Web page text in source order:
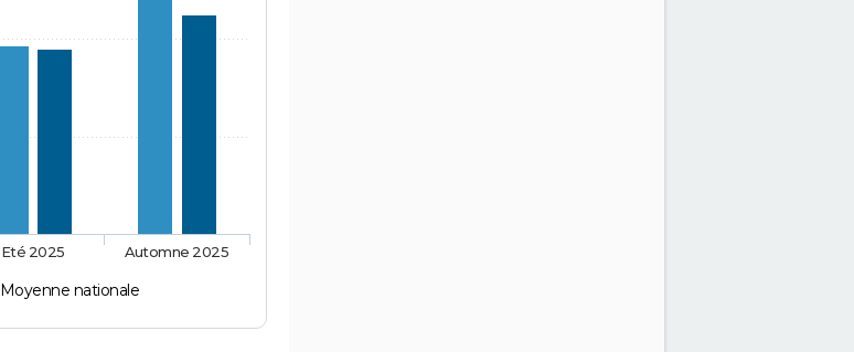
Moyenne nationale
Eté 2025 Automne 2025